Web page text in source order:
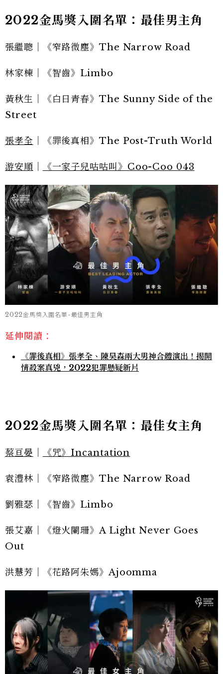
2022金馬獎入圍名單：最佳男主角
張繼聰｜《窄路微塵》The Narrow Road
林家棟｜《智齒》Limbo
黃秋生｜《白日青春》The Sunny Side of the
Street
張孝全 ｜《罪後真相》The Post-Truth World
游安順 《一家子兒咕咕叫》Coo-Coo 043
2022金馬獎入圍名單-最佳男主角
延伸閱讀：
《罪後真相》張孝全、陳昊森兩大男神合體演出！揭開
情殺案真兇，2022犯罪懸疑新片
2022金馬獎入圍名單：最佳女主角
蔡亘晏 《咒》Incantation
袁澧林｜《窄路微塵》The Narrow Road
劉雅瑟｜《智齒》Limbo
張艾嘉｜《燈火闌珊》A Light Never Goes
Out
洪慧芳｜《花路阿朱媽》Ajoomma